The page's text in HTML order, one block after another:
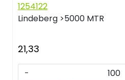
1254122
Lindeberg >5000 MTR
21,33
-